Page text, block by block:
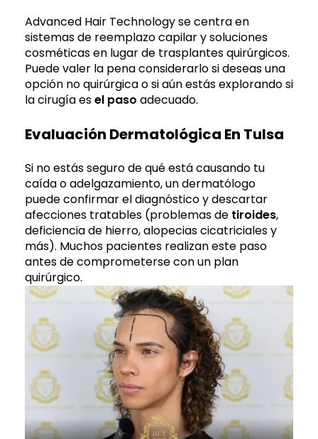
Advanced Hair Technology se centra en
sistemas de reemplazo capilar y soluciones
cosméticas en lugar de trasplantes quirúrgicos.
Puede valer la pena considerarlo si deseas una
opción no quirúrgica o si aún estás explorando si
la cirugía esel paso adecuado.
Evaluación Dermatológica En Tulsa
Si no estás seguro de qué está causando tu
caída o adelgazamiento, un dermatólogo
puede confirmar el diagnóstico y descartar
afecciones tratables (problemas de tiroides,
deficiencia de hierro, alopecias cicatriciales y
más). Muchos pacientes realizan este paso
antes de comprometerse con un plan
quirúrgico.